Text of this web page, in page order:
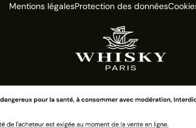
Mentions légalesProtection des données